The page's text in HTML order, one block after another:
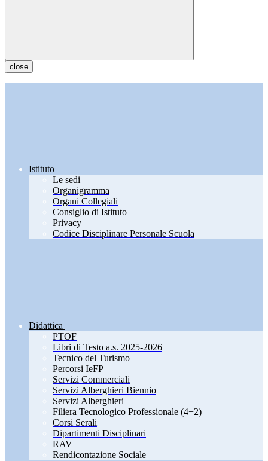
close
Istituto
Le sedi
Organigramma
Organi Collegiali
Consiglio di Istituto
Privacy
Codice Disciplinare Personale Scuola
Didattica
PTOF
Libri di Testo a.s. 2025-2026
Tecnico del Turismo
Percorsi IeFP
Servizi Commerciali
Servizi Alberghieri Biennio
Servizi Alberghieri
Filiera Tecnologico Professionale (4+2)
Corsi Serali
Dipartimenti Disciplinari
RAV
Rendicontazione Sociale